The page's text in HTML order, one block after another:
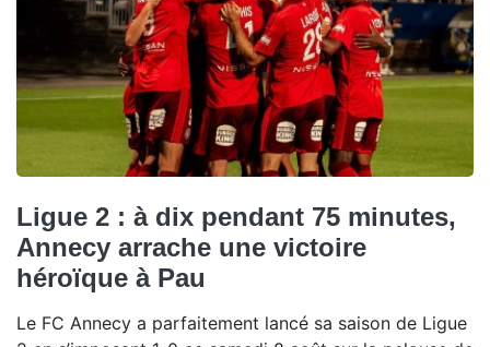
Ligue 2 : à dix pendant 75 minutes,
Annecy arrache une victoire
héroïque à Pau
Le FC Annecy a parfaitement lancé sa saison de Ligue